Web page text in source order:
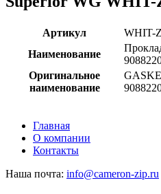
Артикул
WHIT-
Наименование
Оригинальное
наименование
Главная
О компании
Контакты
Наша почта: info@cameron-zip.ru